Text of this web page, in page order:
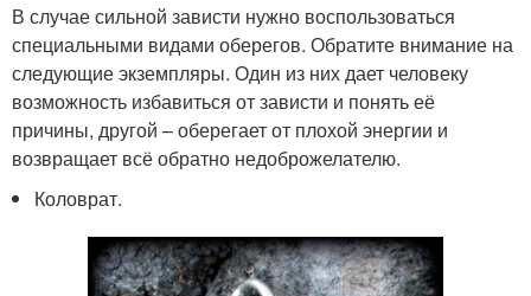
В случае сильной зависти нужно воспользоваться
специальными видами оберегов. Обратите внимание на
следующие экземпляры. Один из них дает человеку
возможность избавиться от зависти и понять её
причины, другой – оберегает от плохой энергии и
возвращает всё обратно недоброжелателю.
Коловрат.